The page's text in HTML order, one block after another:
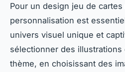
Pour un design jeu de cartes
personnalisation est
univers visuel unique et
sélectionner des illustrations
thème, en choisissant des